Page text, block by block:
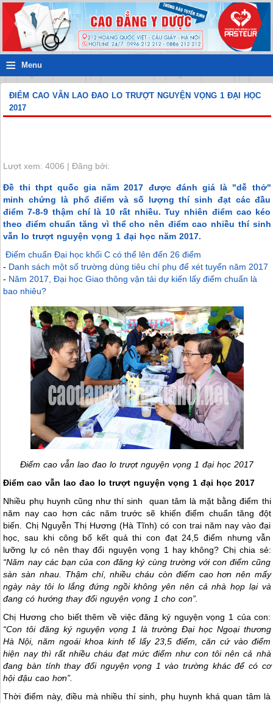
≡ Menu
ĐIỂM CAO VẪN LAO ĐAO LO TRƯỢT NGUYỆN VỌNG 1 ĐẠI HỌC
2017
Lượt xem: 4006 | Đăng bởi:
Đề thi thpt quốc gia năm 2017 được đánh giá là "dễ thở"
minh chứng là phổ điểm và số lượng thí sinh đạt các đầu
điểm 7-8-9 thậm chí là 10 rất nhiều. Tuy nhiên điểm cao kéo
theo điểm chuẩn tăng vì thể cho nên điểm cao nhiều thí sinh
vẫn lo trượt nguyện vọng 1 đại học năm 2017.
Điểm chuẩn Đại học khối C có thể lên đến 26 điểm
- Danh sách một số trường dùng tiêu chí phụ để xét tuyển năm 2017
- Năm 2017, Đại học Giao thông vận tải dự kiến lấy điểm chuẩn là
bao nhiêu?
Điểm cao vẫn lao đao lo trượt nguyện vọng 1 đại học 2017
Điểm cao vẫn lao đao lo trượt nguyện vọng 1 đại học 2017
Nhiều phụ huynh cũng như thí sinh quan tâm là mặt bằng điểm thi
năm nay cao hơn các năm trước sẽ khiến điểm chuẩn tăng đột
biến. Chị Nguyễn Thị Hương (Hà Tĩnh) có con trai năm nay vào đại
học, sau khi công bố kết quả thi con đạt 24,5 điểm nhưng vẫn
lưỡng lự có nên thay đổi nguyện vọng 1 hay không? Chị chia sẻ:
“Năm nay các bạn của con đăng ký cùng trường với con điểm cũng
sàn sàn nhau. Thậm chí, nhiều cháu còn điểm cao hơn nên mấy
ngày này tôi lo lắng đứng ngồi không yên nên cả nhà họp lại và
đang có hướng thay đổi nguyện vọng 1 cho con”.
Chị Hương cho biết thêm về việc đăng ký nguyện vọng 1 của con:
“Con tôi đăng ký nguyện vọng 1 là trường Đại học Ngoại thương
Hà Nội, năm ngoái khoa kinh tế lấy 23,5 điểm, căn cứ vào điểm
hiện nay thì rất nhiều cháu đạt mức điểm như con tôi nên cả nhà
đang bàn tính thay đổi nguyện vọng 1 vào trường khác để có cơ
hội đậu cao hơn”.
Thời điểm này, điều mà nhiều thí sinh, phụ huynh khá quan tâm là